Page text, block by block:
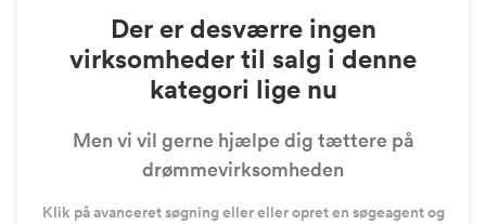
Der er desværre ingen
virksomheder til salg i denne
kategori lige nu
Men vi vil gerne hjælpe dig tættere på
drømmevirksomheden
Klik på avanceret søgning eller eller opret en søgeagent og